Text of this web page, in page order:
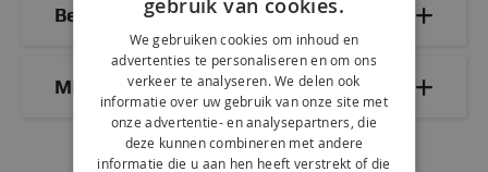
Bezorg- & retourinformatie
Mix & Match
We gebruiken cookies om inhoud en
advertenties te personaliseren en om ons
verkeer te analyseren. We delen ook
informatie over uw gebruik van onze site met
onze advertentie- en analysepartners, die
deze kunnen combineren met andere
informatie die u aan hen heeft verstrekt of die